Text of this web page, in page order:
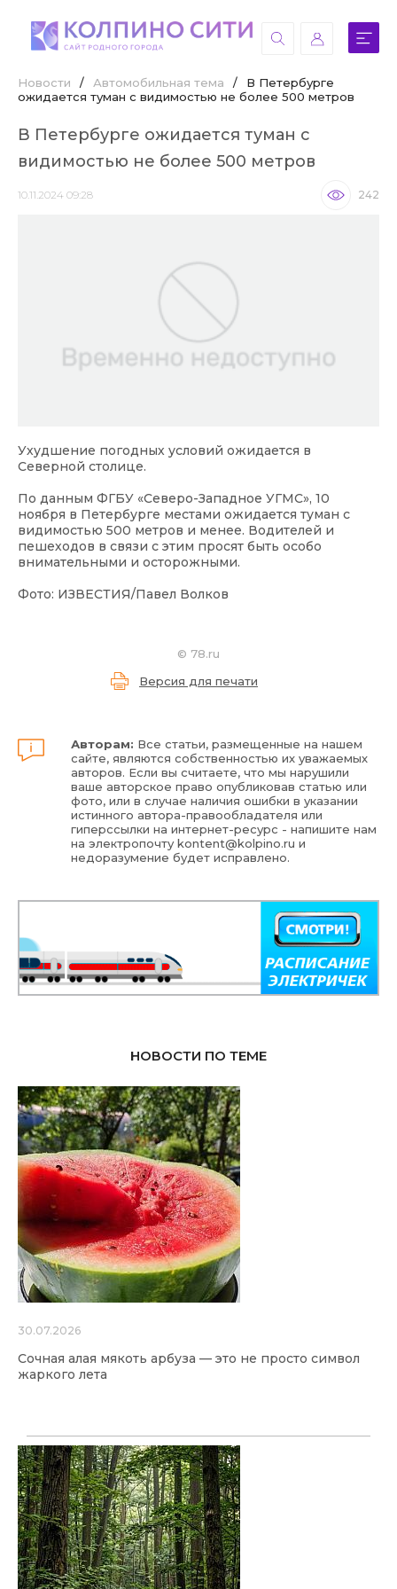
Новости / Автомобильная тема /
В Петербурге
ожидается туман с видимостью не более 500 метров
В Петербурге ожидается туман с
видимостью не более 500 метров
10.11.2024 09:28 242
Ухудшение погодных условий ожидается в
Северной столице.
По данным ФГБУ «Северо-Западное УГМС», 10
ноября в Петербурге местами ожидается туман с
видимостью 500 метров и менее. Водителей и
пешеходов в связи с этим просят быть особо
внимательными и осторожными.
Фото: ИЗВЕСТИЯ/Павел Волков
© 78.ru
Версия для печати
Авторам: Все статьи, размещенные на нашем
сайте, являются собственностью их уважаемых
авторов. Если вы считаете, что мы нарушили
ваше авторское право опубликовав статью или
фото, или в случае наличия ошибки в указании
истинного автора-правообладателя или
гиперссылки на интернет-ресурс - напишите нам
на электропочтуkontent@kolpino.ru и
недоразумение будет исправлено.
НОВОСТИ ПО ТЕМЕ
30.07.2026
Сочная алая мякоть арбуза — это не просто символ
жаркого лета